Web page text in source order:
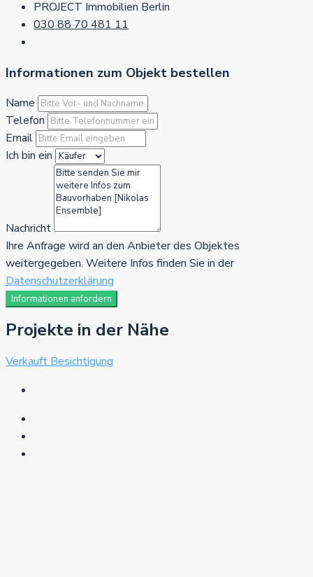
PROJECT Immobilien Berlin
030 88 70 481 11
Informationen zum Objekt bestellen
Name
Telefon
Email
Ich bin ein
Nachricht
Ihre Anfrage wird an den Anbieter des Objektes
weitergegeben. Weitere Infos finden Sie in der
Datenschutzerklärung
Informationen anfordern
Projekte in der Nähe
Verkauft Besichtigung